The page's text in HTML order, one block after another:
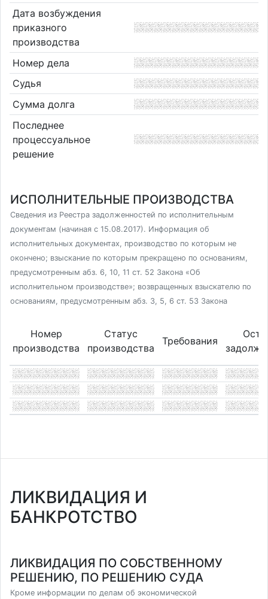
Дата возбуждения
приказного
производства
Номер дела
Судья
Сумма долга
Последнее
процессуальное
решение
ИСПОЛНИТЕЛЬНЫЕ ПРОИЗВОДСТВА
Сведения из Реестра задолженностей по исполнительным
документам (начиная с 15.08.2017). Информация об
исполнительных документах, производство по которым не
окончено; взыскание по которым прекращено по основаниям,
предусмотренным абз. 6, 10, 11 ст. 52 Закона «Об
исполнительном производстве»; возвращенных взыскателю по
основаниям, предусмотренным абз. 3, 5, 6 ст. 53 Закона
Номер
производства
Статус
производства
Требования
ЛИКВИДАЦИЯ И
БАНКРОТСТВО
ЛИКВИДАЦИЯ ПО СОБСТВЕННОМУ
РЕШЕНИЮ, ПО РЕШЕНИЮ СУДА
Кроме информации по делам об экономической